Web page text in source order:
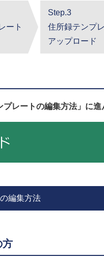
ート
Step.3
住所録テンプ
アップロード
レートの編集方法」に進
編集方法
方